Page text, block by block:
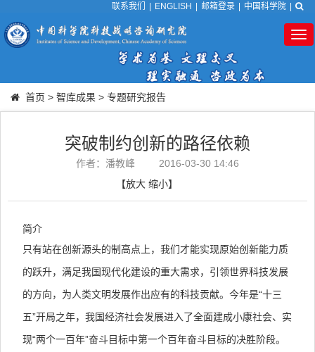
联系我们 ENGLISH 邮箱登录 中国科学院
首页 > 智库成果 > 专题研究报告
突破制约创新的路径依赖
作者：潘教峰
2016-03-30 14:46
【放大 缩小】
简介
只有站在创新源头的制高点上，我们才能实现原始创新能力质
的跃升，满足我国现代化建设的重大需求，引领世界科技发展
的方向，为人类文明发展作出应有的科技贡献。今年是“十三
五”开局之年，我国经济社会发展进入了全面建成小康社会、实
现“两个一百年”奋斗目标中第一个百年奋斗目标的决胜阶段。